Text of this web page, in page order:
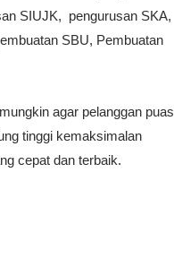
SIUJK, pengurusan SKA,
SBU, Pembuatan
agar pelanggan puas
tinggi kemaksimalan
cepat dan terbaik.